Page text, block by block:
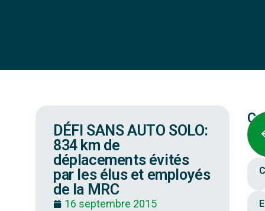
DÉFI SANS AUTO SOLO:
834 km de
déplacements évités
par les élus et employés
de la MRC
16 septembre 2015